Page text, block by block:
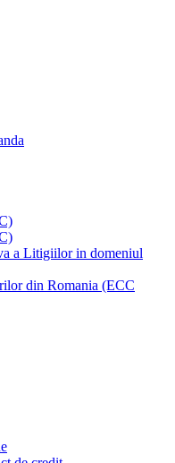
a Litigiilor in domeniul
din Romania (ECC